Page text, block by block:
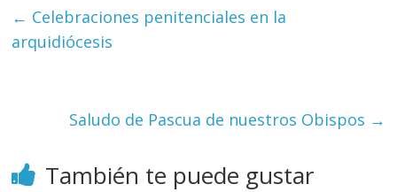
could not load, check theme path.
← Celebraciones penitenciales en la
arquidiócesis
Saludo de Pascua de nuestros Obispos →
También te puede gustar